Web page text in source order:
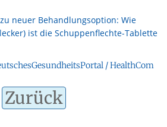
neuer Behandlungsoption: Wie
ist die Schuppenflechte-Tablette
/ HealthCom
Zurück